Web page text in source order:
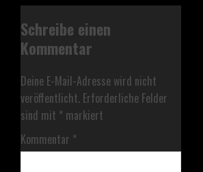
Schreibe einen
Kommentar
Deine E-Mail-Adresse wird nicht
veröffentlicht. Erforderliche Felder
sind mit * markiert
Kommentar *